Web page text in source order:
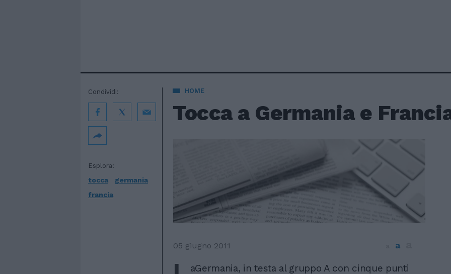
HOME
Tocca a Germania e
Esplora:
tocca
germania
francia
Condividi:
05 giugno 2011 a
aGermania, in testa al gruppo A con cinque punti